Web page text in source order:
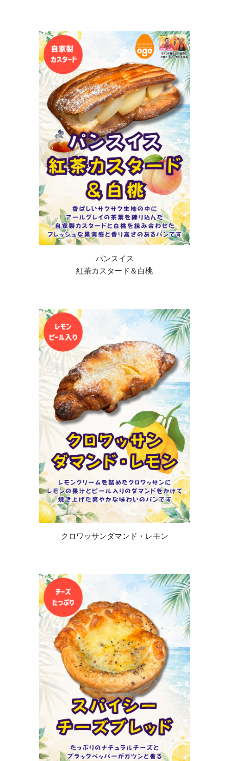
パンスイス
紅茶カスタード＆白桃
クロワッサンダマンド・レモン